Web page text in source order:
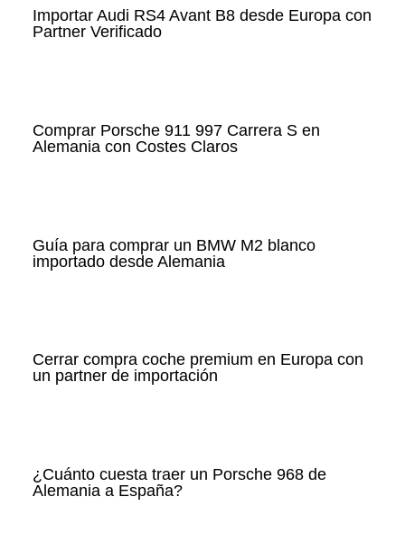
Importar Audi RS4 Avant B8 desde Europa con
Partner Verificado
Comprar Porsche 911 997 Carrera S en
Alemania con Costes Claros
Guía para comprar un BMW M2 blanco
importado desde Alemania
Cerrar compra coche premium en Europa con
un partner de importación
¿Cuánto cuesta traer un Porsche 968 de
Alemania a España?